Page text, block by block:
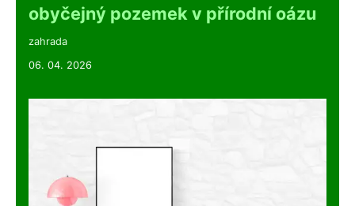
obyčejný pozemek v přírodní oázu
zahrada
06. 04. 2026